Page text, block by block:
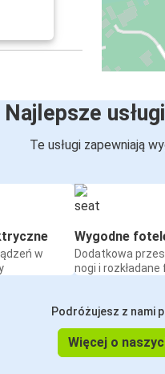
Najlepsze
Te usługi zapewniają
w
Wygodne
Dodatkowa
nogi i
Podróżujesz z nami
Więcej o